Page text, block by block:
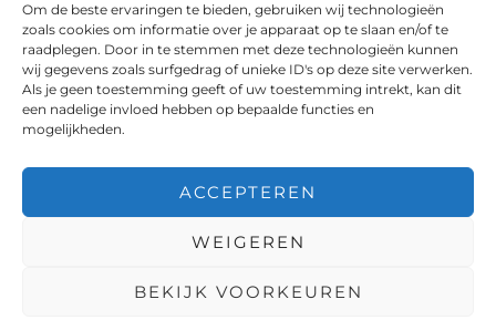
Om de beste ervaringen te bieden, gebruiken wij technologieën
zoals cookies om informatie over je apparaat op te slaan en/of te
raadplegen. Door in te stemmen met deze technologieën kunnen
wij gegevens zoals surfgedrag of unieke ID's op deze site verwerken.
Als je geen toestemming geeft of uw toestemming intrekt, kan dit
een nadelige invloed hebben op bepaalde functies en
mogelijkheden.
ACCEPTEREN
WEIGEREN
BEKIJK VOORKEUREN
Gezinsleven
Hobby’s en vrije tijd
Persoonlijke ontwikkeling
Relaties en communicatie
Vader en werk
Copyright © 2026 Vadersaanwezig | Powered by Vadersaanwezig